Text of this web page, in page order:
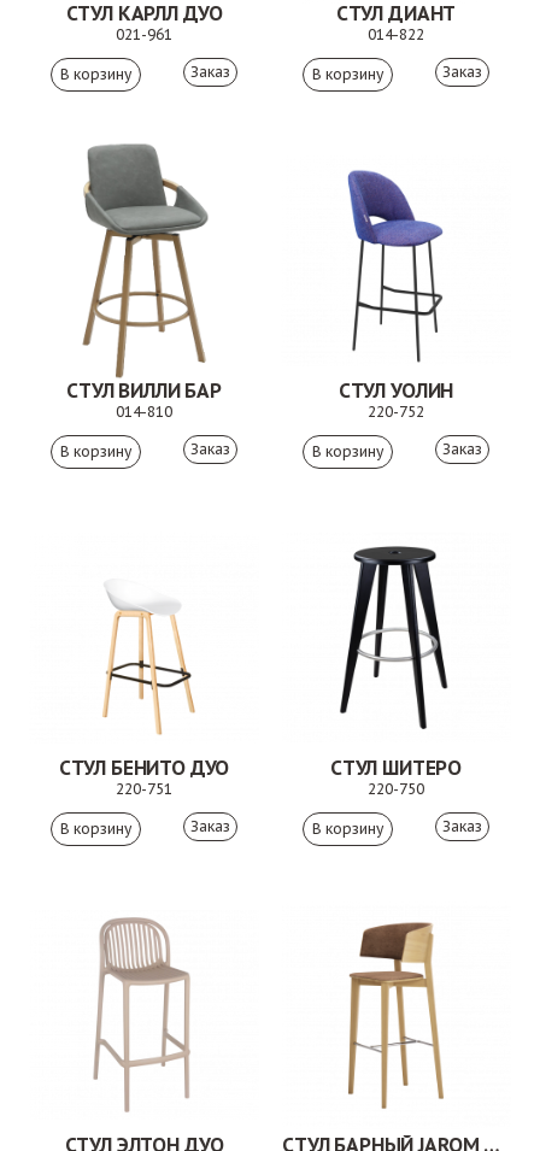
СТУЛ КАРЛЛ ДУО
021-961
Заказ
СТУЛ ДИАНТ
014-822
Заказ
СТУЛ ВИЛЛИ БАР
014-810
Заказ
СТУЛ УОЛИН
220-752
Заказ
СТУЛ БЕНИТО ДУО
220-751
Заказ
СТУЛ ШИТЕРО
220-750
Заказ
СТУЛ ЭЛТОН ДУО СТУЛ БАРНЫЙ JAROM 3AL